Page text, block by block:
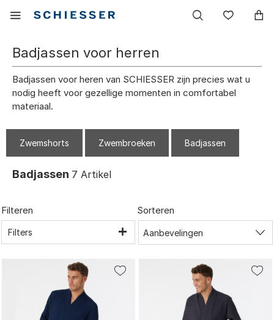
menu
Badjassen voor herren
Badjassen voor heren van SCHIESSER zijn precies wat u
nodig heeft voor gezellige momenten in comfortabel
materiaal.
Zwemshorts Zwembroeken Badjassen
Badjassen 7 Artikel
Filteren
Filters
Sorteren